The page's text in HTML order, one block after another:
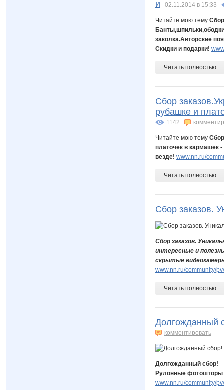
и
02.11.2014 в 15:33
Читайте мою тему
заколка.Авторские
Скидки и подарки!
Читать полностью
Сбор
рубашке и
1142
Читайте мою тему
платочек в кармашек
везде! www.nn.ru/
Читать полностью
Сбор заказов.
Сбор заказов.
интересные и
скрытые
www.nn.ru/community/
Читать полностью
Долгожданный
комментировать
Долгожданный сбор!
Рулонные фотошторы
www.nn.ru/community/